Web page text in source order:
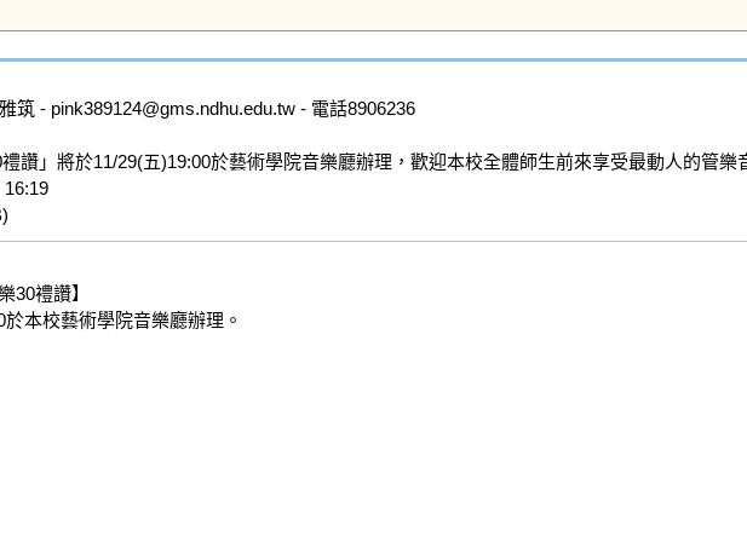
筑 - pink389124@gms.ndhu.edu.tw - 電話8906236
讚」將於11/29(五)19:00於藝術學院音樂廳辦理，歡迎本校全體師生前來享受最動人的管樂
16:19
30禮讚】
本校藝術學院音樂廳辦理。